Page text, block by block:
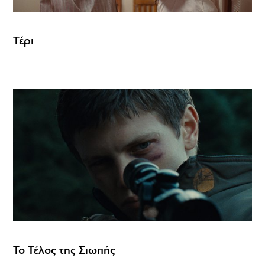
Τέρι
Το Τέλος της Σιωπής